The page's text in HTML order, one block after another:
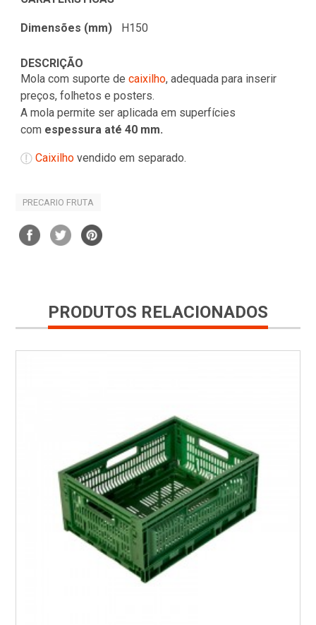
Dimensões (mm) H150
DESCRIÇÃO
Mola com suporte de caixilho, adequada para inserir
preços, folhetos e posters.
A mola permite ser aplicada em superfícies
com espessura até 40 mm.
Caixilhovendido em separado.
PRECARIO FRUTA
PRODUTOS RELACIONADOS